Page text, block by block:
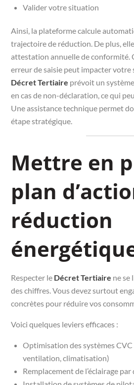
Valider votre situation
Ainsi, la plateforme calcule
trajectoire de réduction. De plus,
attestation annuelle de conformité.
erreur de saisie peut impacter votre
Décret Tertiaire prévoit un
en cas de non-déclaration, ce qui
Une assistance technique permet
étape stratégique.
Mettre en
plan
réduction
Respecter le Décret Tertiaire ne se
des chiffres. Vous devez surtout
concrètes pour réduire vos
Voici quelques leviers efficaces :
Optimisation des systèmes CVC
ventilation, climatisation)
Remplacement de l’éclairage par